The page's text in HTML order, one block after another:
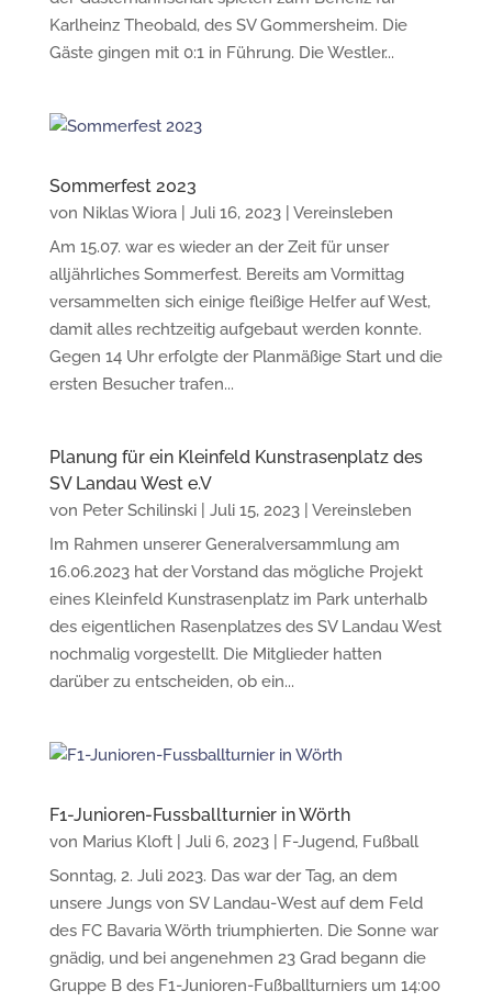
Karlheinz Theobald, des SV Gommersheim. Die
Gäste gingen mit 0:1 in Führung. Die Westler...
Sommerfest 2023
von Niklas Wiora| Juli 16, 2023| Vereinsleben
Am 15.07. war es wieder an der Zeit für unser
alljährliches Sommerfest. Bereits am Vormittag
versammelten sich einige fleißige Helfer auf West,
damit alles rechtzeitig aufgebaut werden konnte.
Gegen 14 Uhr erfolgte der Planmäßige Start und die
ersten Besucher trafen...
Planung für ein Kleinfeld Kunstrasenplatz des
SV Landau West e.V
von Peter Schilinski| Juli 15, 2023| Vereinsleben
Im Rahmen unserer Generalversammlung am
16.06.2023 hat der Vorstand das mögliche Projekt
eines Kleinfeld Kunstrasenplatz im Park unterhalb
des eigentlichen Rasenplatzes des SV Landau West
nochmalig vorgestellt. Die Mitglieder hatten
darüber zu entscheiden, ob ein...
F1-Junioren-Fussballturnier in Wörth
von Marius Kloft| Juli 6, 2023| F-Jugend, Fußball
Sonntag, 2. Juli 2023. Das war der Tag, an dem
unsere Jungs von SV Landau-West auf dem Feld
des FC Bavaria Wörth triumphierten. Die Sonne war
gnädig, und bei angenehmen 23 Grad begann die
Gruppe B des F1-Junioren-Fußballturniers um 14:00